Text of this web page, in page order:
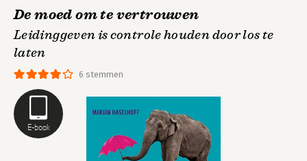
E-book
6 stemmen
De moed om te vertrouwen
Leidinggeven is controle houden door los te
laten